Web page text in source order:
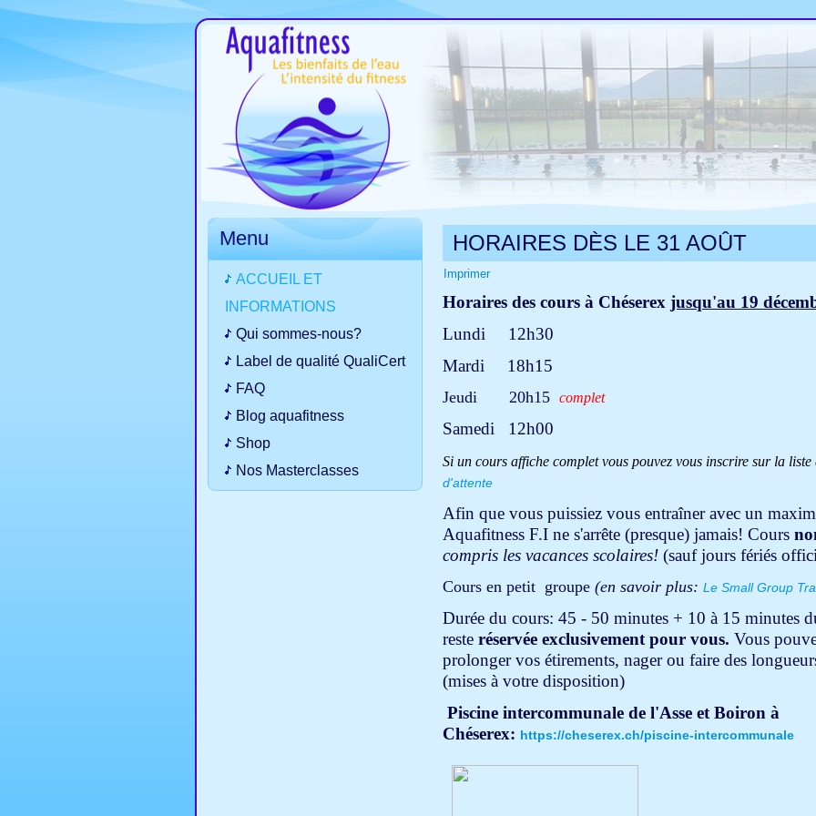
Menu
ACCUEIL ET
INFORMATIONS
Qui sommes-nous?
Label de qualité QualiCert
FAQ
Blog aquafitness
Shop
Nos Masterclasses
HORAIRES DÈS LE 31 AOÛT
Imprimer
Horaires des cours à Chéserex jusqu'au 19
Lundi 12h30
Mardi 18h15
Jeudi 20h15 complet
Samedi 12h00
Si un cours affiche complet vous pouvez vous inscrire sur la
d'attente
Afin que vous puissiez vous entraîner avec un
Aquafitness F.I ne s'arrête (presque) jamais! Cours
compris les vacances scolaires! (sauf jours fériés
Cours en petit groupe (en savoir plus: Le Small Group
Durée du cours: 45 - 50 minutes + 10 à 15 minutes
reste réservée exclusivement pour vous. Vous
prolonger vos étirements, nager ou faire des
(mises à votre disposition)
Piscine intercommunale de l'Asse et Boiron à
Chéserex: https://cheserex.ch/piscine-intercommunale